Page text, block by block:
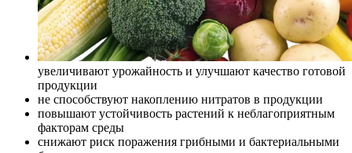
увеличивают урожайность и улучшают качество готовой
продукции
не способствуют накоплению нитратов в продукции
повышают устойчивость растений к неблагоприятным
факторам среды
снижают риск поражения грибными и бактериальными